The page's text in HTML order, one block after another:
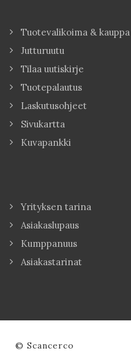
Tuotevalikoima & kauppa
Jutturuutu
Tilaa uutiskirje
Tuotepalautus
Laskutusohjeet
Sivukartta
Kuvapankki
Yrityksen tarina
Asiakaslupaus
Kumppanuus
Asiakastarinat
© Scancerco